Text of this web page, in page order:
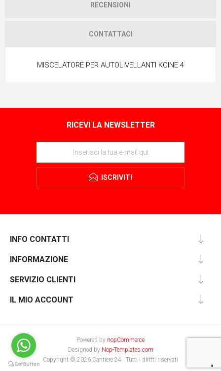
RECENSIONI
CONTATTACI
MISCELATORE PER AUTOLIVELLANTI KOINE 4
RICEVI LA NEWSLETTER
ISCRIVITI
INFO CONTATTI
INFORMAZIONE
SERVIZIO CLIENTI
IL MIO ACCOUNT
Powered by nopCommerce
Designed by Nop-Templates.com
Copyright © 2026 Cantiere 24 . Tutti i diritti riservati